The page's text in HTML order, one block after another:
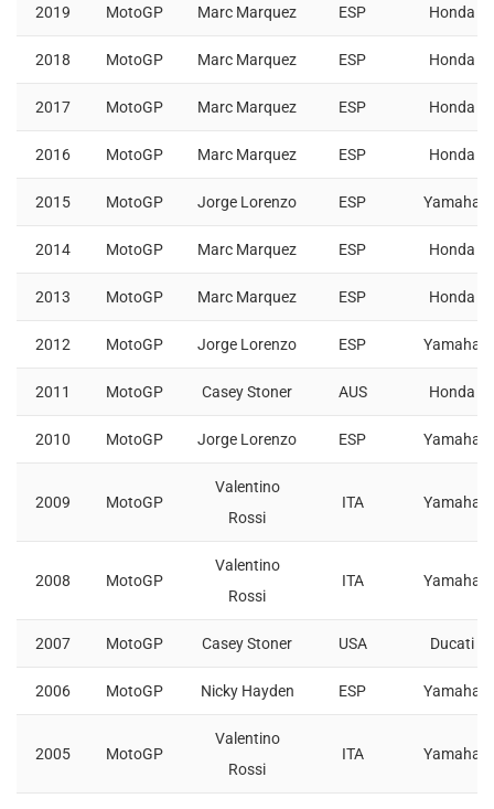
2019 MotoGP Marc Marquez ESP Honda
2018 MotoGP Marc Marquez ESP Honda
2017 MotoGP Marc Marquez ESP Honda
2016 MotoGP Marc Marquez ESP Honda
2015 MotoGP Jorge Lorenzo ESP Yamaha
2014 MotoGP Marc Marquez ESP Honda
2013 MotoGP Marc Marquez ESP Honda
2012 MotoGP Jorge Lorenzo ESP Yamaha
2011 MotoGP Casey Stoner AUS Honda
2010 MotoGP Jorge Lorenzo ESP Yamaha
2009 MotoGP
Valentino
Rossi
ITA Yamaha
2008 MotoGP
Valentino
Rossi
ITA Yamaha
2007 MotoGP Casey Stoner USA Ducati
2006 MotoGP Nicky Hayden ESP Yamaha
2005 MotoGP
Valentino
Rossi
ITA Yamaha